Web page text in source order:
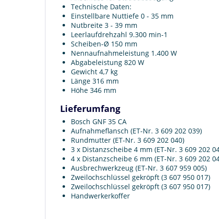
Technische Daten:
Einstellbare Nuttiefe 0 - 35 mm
Nutbreite 3 - 39 mm
Leerlaufdrehzahl 9.300 min-1
Scheiben-Ø 150 mm
Nennaufnahmeleistung 1.400 W
Abgabeleistung 820 W
Gewicht 4,7 kg
Länge 316 mm
Höhe 346 mm
Lieferumfang
Bosch GNF 35 CA
Aufnahmeflansch (ET-Nr. 3 609 202 039)
Rundmutter (ET-Nr. 3 609 202 040)
3 x Distanzscheibe 4 mm (ET-Nr. 3 609 202
4 x Distanzscheibe 6 mm (ET-Nr. 3 609 202
Ausbrechwerkzeug (ET-Nr. 3 607 959 005)
Zweilochschlüssel gekröpft (3 607 950 017)
Zweilochschlüssel gekröpft (3 607 950 017)
Handwerkerkoffer